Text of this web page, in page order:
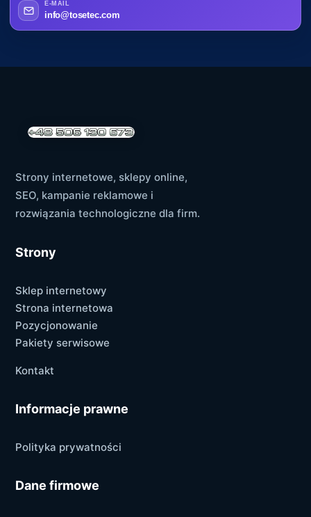
E-MAIL
info@tosetec.com
Strony internetowe, sklepy online,
SEO, kampanie reklamowe i
rozwiązania technologiczne dla firm.
Strony
Sklep internetowy
Strona internetowa
Pozycjonowanie
Pakiety serwisowe
Kontakt
Informacje prawne
Polityka prywatności
Dane firmowe